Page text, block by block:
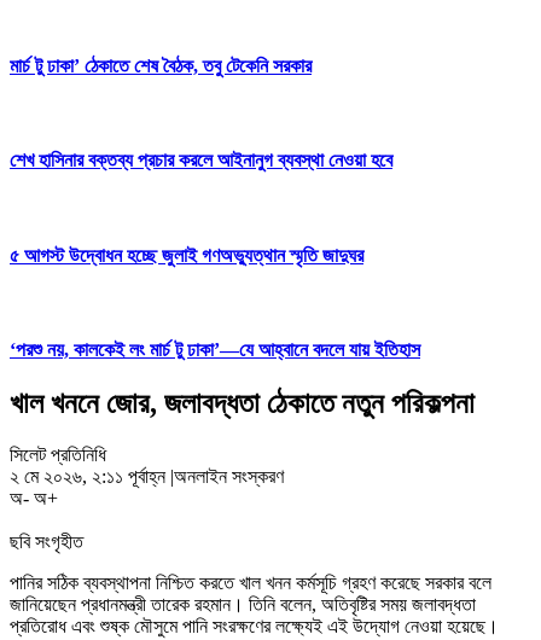
মার্চ টু ঢাকা’ ঠেকাতে শেষ বৈঠক, তবু টেকেনি সরকার
শেখ হাসিনার বক্তব্য প্রচার করলে আইনানুগ ব্যবস্থা নেওয়া হবে
৫ আগস্ট উদ্বোধন হচ্ছে জুলাই গণঅভ্যুত্থান স্মৃতি জাদুঘর
‘পরশু নয়, কালকেই লং মার্চ টু ঢাকা’—যে আহ্বানে বদলে যায় ইতিহাস
খাল খননে জোর, জলাবদ্ধতা ঠেকাতে নতুন পরিকল্পনা
সিলেট প্রতিনিধি
২ মে ২০২৬, ২:১১ পূর্বাহ্ন |অনলাইন সংস্করণ
অ- অ+
ছবি সংগৃহীত
পানির সঠিক ব্যবস্থাপনা নিশ্চিত করতে খাল খনন কর্মসূচি গ্রহণ করেছে সরকার বলে
জানিয়েছেন প্রধানমন্ত্রী তারেক রহমান। তিনি বলেন, অতিবৃষ্টির সময় জলাবদ্ধতা
প্রতিরোধ এবং শুষ্ক মৌসুমে পানি সংরক্ষণের লক্ষ্যেই এই উদ্যোগ নেওয়া হয়েছে।